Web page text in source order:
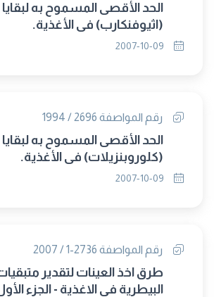
الحد الأقصى المسموح به لبقايا
(اثيوفنكارب) فى الأغذية.
رقم المواصفة 2696 / 1994
الحد الأقصى المسموح به لبقايا
(كلوروبنزيلات) فى الأغذية.
رقم المواصفة 2736-1 / 2007
طرق اخذ العينات لتقدير